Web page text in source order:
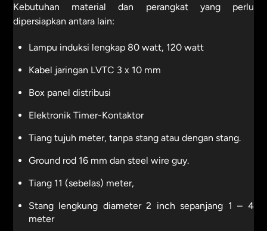
Kebutuhan material dan perangkat yang perlu
dipersiapkan antara lain:
Lampu induksi lengkap 80 watt, 120 watt
Kabel jaringan LVTC 3 x 10 mm
Box panel distribusi
Elektronik Timer-Kontaktor
Tiang tujuh meter, tanpa stang atau dengan stang.
Ground rod 16 mm dan steel wire guy.
Tiang 11 (sebelas) meter,
Stang lengkung diameter 2 inch sepanjang 1 – 4
meter